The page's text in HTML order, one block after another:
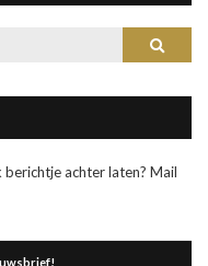
berichtje achter laten? Mail